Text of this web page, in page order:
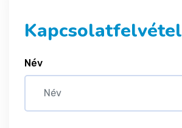
Kapcsolatfelvétel
Név